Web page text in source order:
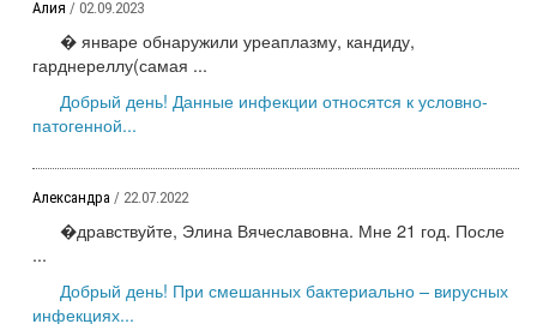
Алия / 02.09.2023
� январе обнаружили уреаплазму, кандиду,
гарднереллу(самая ...
Добрый день! Данные инфекции относятся к условно-
патогенной...
Александра / 22.07.2022
�дравствуйте, Элина Вячеславовна. Мне 21 год. После
...
Добрый день! При смешанных бактериально – вирусных
инфекциях...